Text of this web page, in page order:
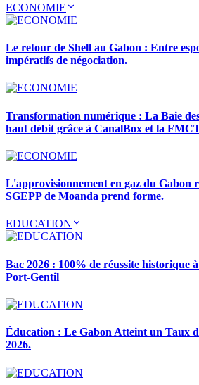
ECONOMIE
Le retour de Shell au Gabon : Entre
impératifs de négociation.
Transformation numérique : La Baie
haut débit grâce à CanalBox et la
L'approvisionnement en gaz du Gabon
SGEPP de Moanda prend forme.
EDUCATION
Bac 2026 : 100% de réussite historique
Port-Gentil
Éducation : Le Gabon Atteint un Taux
2026.